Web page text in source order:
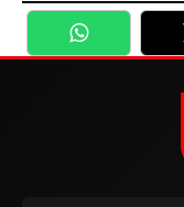
WhatsApp